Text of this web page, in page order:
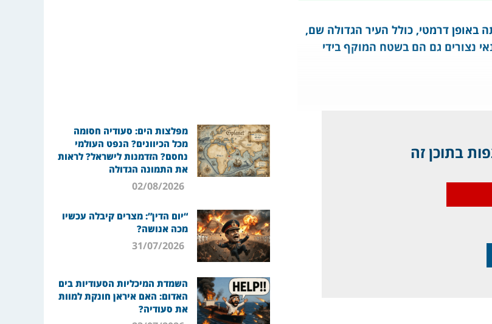
דרמטי, כולל העיר הגדולה שם,
נצורים גם הם בשטח המוקף בידי
בתוכן זה
מפלצות הים: סעודיה חסומה
מכל הכיוונים? הנפט העולמי
נחסם? הזדמנות לישראל? לראות
את התמונה הגדולה
02/08/2026
“יום הדין”: מצרים קיבלה עכשיו
מכה אנושה?
31/07/2026
השמדת המיכליות הסעודיות בים
האדום: האם איראן חונקת למוות
את סעודיה?